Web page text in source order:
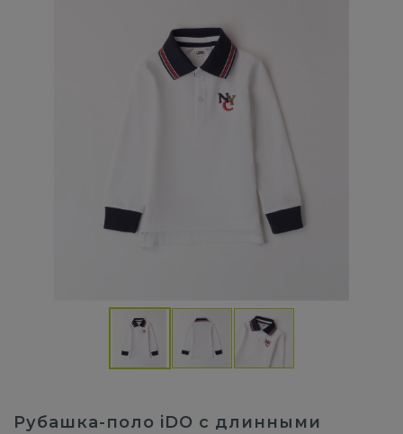
Рубашка-поло iDO с длинными